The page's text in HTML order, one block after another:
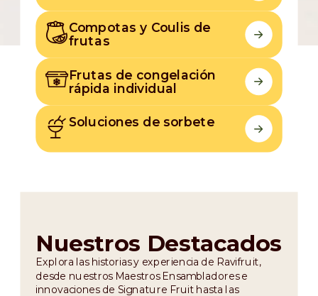
Compotas y Coulis de
frutas
Frutas de congelación
rápida individual
Soluciones de sorbete
Nuestros Destacados
Explora las historias y experiencia de Ravifruit,
desde nuestros Maestros Ensambladores e
innovaciones de Signature Fruit hasta las